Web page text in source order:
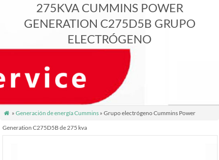
275KVA CUMMINS POWER
GENERATION C275D5B GRUPO
ELECTRÓGENO
 » Generación de energía Cummins» Grupo electrógeno Cummins Power
Generation C275D5B de 275 kva